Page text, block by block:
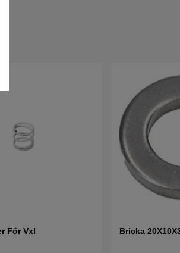
För Vxl Bricka